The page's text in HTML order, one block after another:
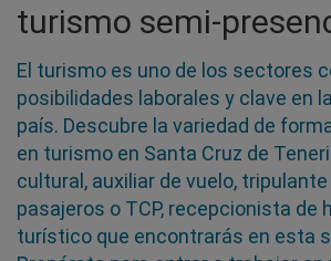
turismo semi-
El turismo es uno de los sectores
posibilidades laborales y clave en
país. Descubre la variedad de
en turismo en Santa Cruz de
cultural, auxiliar de vuelo,
pasajeros o TCP, recepcionista de
turístico que encontrarás en esta